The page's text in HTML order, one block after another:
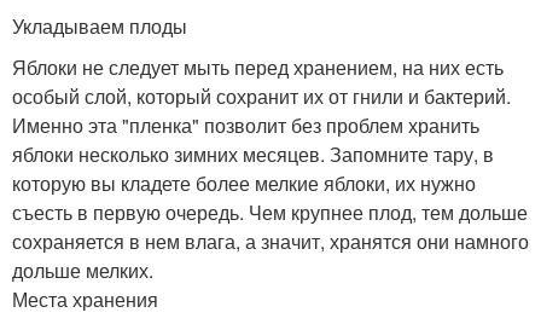
Укладываем плоды
Яблоки не следует мыть перед хранением, на них есть
особый слой, который сохранит их от гнили и бактерий.
Именно эта "пленка" позволит без проблем хранить
яблоки несколько зимних месяцев. Запомните тару, в
которую вы кладете более мелкие яблоки, их нужно
съесть в первую очередь. Чем крупнее плод, тем дольше
сохраняется в нем влага, а значит, хранятся они намного
дольше мелких.
Места хранения